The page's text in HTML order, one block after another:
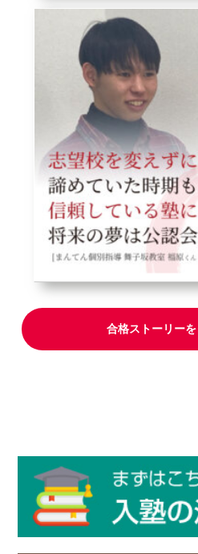
合格ストーリー